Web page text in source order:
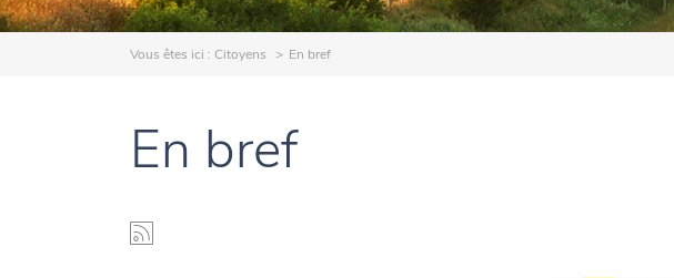
Vous êtes ici : Citoyens En bref
En bref